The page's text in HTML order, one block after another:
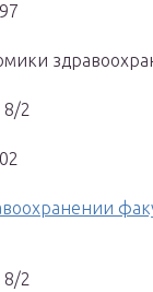
8/2
8/2